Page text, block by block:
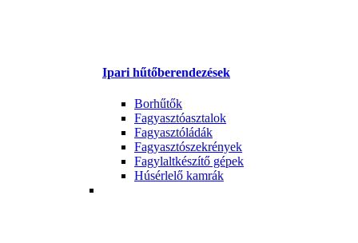
Ipari hűtőberendezések
Borhűtők
Fagyasztóasztalok
Fagyasztóládák
Fagyasztószekrények
Fagylaltkészítő gépek
Húsérlelő kamrák